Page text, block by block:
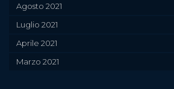
Agosto 2021
Luglio 2021
Aprile 2021
Marzo 2021